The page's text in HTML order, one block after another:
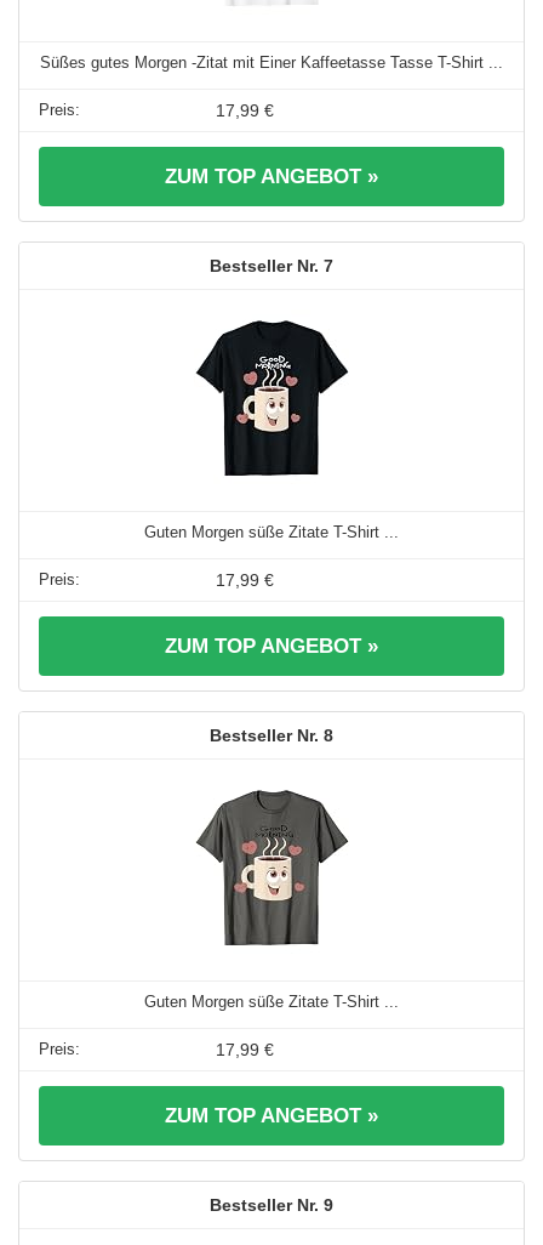
Süßes gutes Morgen -Zitat mit Einer Kaffeetasse Tasse T-Shirt ...
17,99 €
ZUM TOP ANGEBOT »
7
Guten Morgen süße Zitate T-Shirt ...
17,99 €
ZUM TOP ANGEBOT »
8
Guten Morgen süße Zitate T-Shirt ...
17,99 €
ZUM TOP ANGEBOT »
9